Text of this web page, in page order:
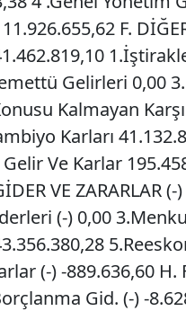
F.
Gelirleri 0,00
Kalmayan
Karları
Ve Karlar
VE ZARARLAR
(-) 0,00
(-) -889.636,60 H.
Gid. (-) -